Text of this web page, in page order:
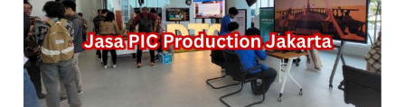
Jakarta